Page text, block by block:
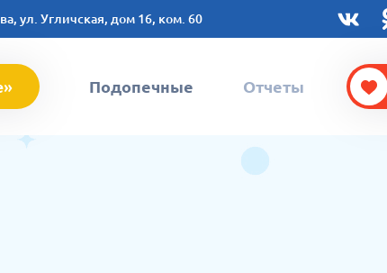
ул. Угличская, дом 16, ком. 60
Подопечные Отчеты